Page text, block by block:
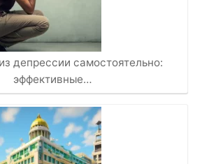
депрессии самостоятельно:
эффективные…